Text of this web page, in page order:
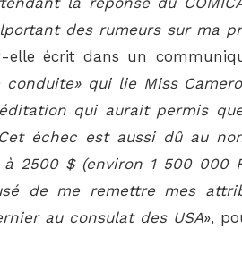
des rumeurs sur ma
elle écrit dans un
qui lie Miss
qui aurait permis
échec est aussi dû au
à 2500 $ (environ 1 500 000
de me remettre mes
au consulat des USA»,